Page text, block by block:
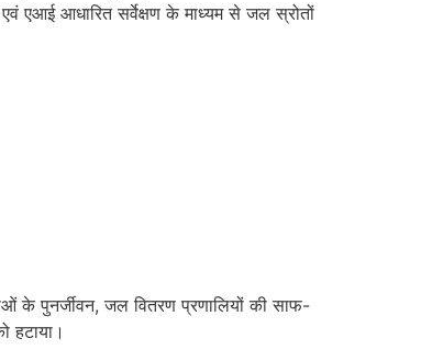
एआई आधारित सर्वेक्षण के माध्यम से जल स्रोतों
के पुनर्जीवन, जल वितरण प्रणालियों की साफ-
हटाया।